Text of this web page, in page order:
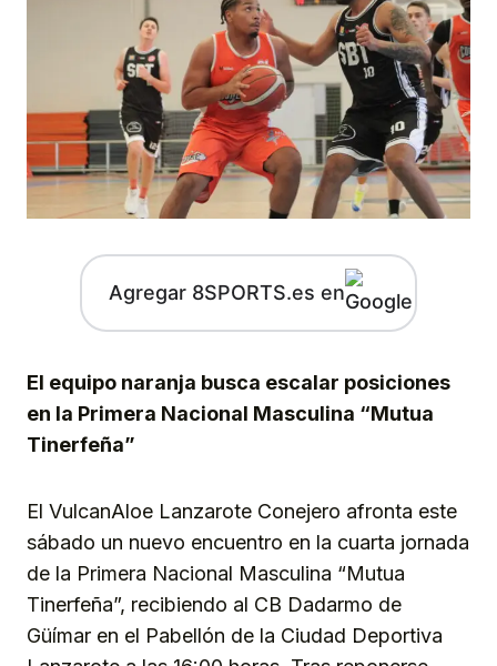
Agregar 8SPORTS.es en
El equipo naranja busca escalar posiciones
en la Primera Nacional Masculina “Mutua
Tinerfeña”
El VulcanAloe Lanzarote Conejero afronta este
sábado un nuevo encuentro en la cuarta jornada
de la Primera Nacional Masculina “Mutua
Tinerfeña”, recibiendo al CB Dadarmo de
Güímar en el Pabellón de la Ciudad Deportiva